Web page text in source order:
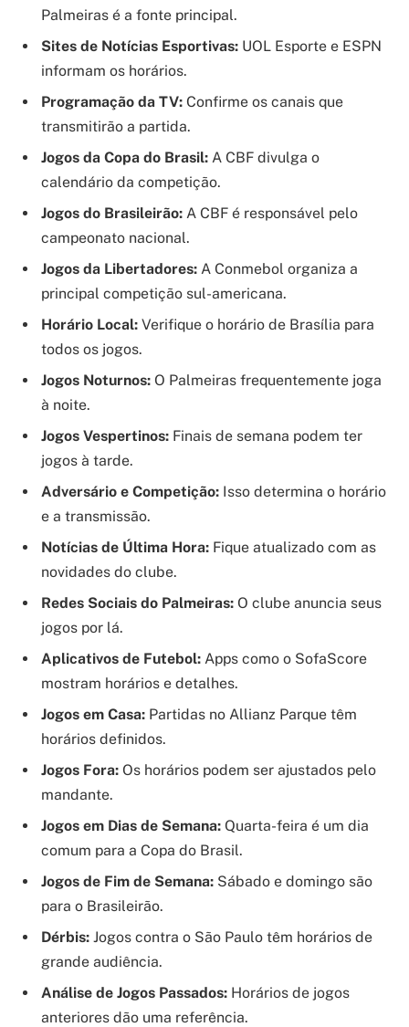
Palmeiras é a fonte principal.
Sites de Notícias Esportivas: UOL Esporte e ESPN
informam os horários.
Programação da TV: Confirme os canais que
transmitirão a partida.
Jogos da Copa do Brasil: A CBF divulga o
calendário da competição.
Jogos do Brasileirão: A CBF é responsável pelo
campeonato nacional.
Jogos da Libertadores: A Conmebol organiza a
principal competição sul-americana.
Horário Local: Verifique o horário de Brasília para
todos os jogos.
Jogos Noturnos: O Palmeiras frequentemente joga
à noite.
Jogos Vespertinos: Finais de semana podem ter
jogos à tarde.
Adversário e Competição: Isso determina o horário
e a transmissão.
Notícias de Última Hora: Fique atualizado com as
novidades do clube.
Redes Sociais do Palmeiras: O clube anuncia seus
jogos por lá.
Aplicativos de Futebol: Apps como o SofaScore
mostram horários e detalhes.
Jogos em Casa: Partidas no Allianz Parque têm
horários definidos.
Jogos Fora: Os horários podem ser ajustados pelo
mandante.
Jogos em Dias de Semana: Quarta-feira é um dia
comum para a Copa do Brasil.
Jogos de Fim de Semana: Sábado e domingo são
para o Brasileirão.
Dérbis: Jogos contra o São Paulo têm horários de
grande audiência.
Análise de Jogos Passados: Horários de jogos
anteriores dão uma referência.